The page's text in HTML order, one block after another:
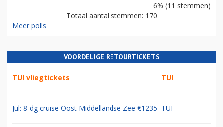
6% (11 stemmen)
Totaal aantal stemmen: 170
Meer polls
VOORDELIGE RETOURTICKETS
TUI vliegtickets TUI
Jul: 8-dg cruise Oost Middellandse Zee €1235 TUI